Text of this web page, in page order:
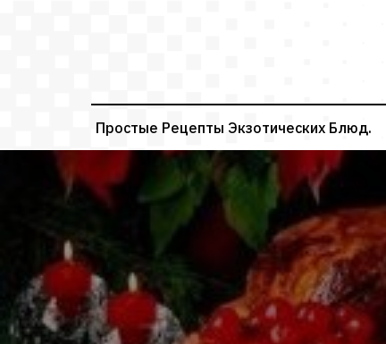
Простые Рецепты Экзотических Блюд.